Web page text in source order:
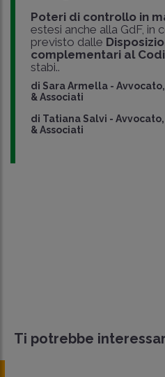
Poteri di controllo in
estesi anche alla GdF, in
previsto dalle
complementari al
stabi..
di Sara Armella -
& Associati
di Tatiana Salvi -
& Associati
Ti potrebbe